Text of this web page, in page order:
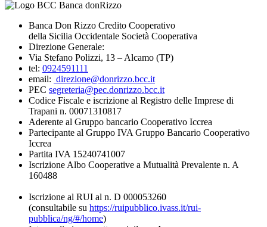
Banca Don Rizzo Credito Cooperativo
della Sicilia Occidentale Società Cooperativa
Direzione Generale:
Via Stefano Polizzi, 13 – Alcamo (TP)
tel: 0924591111
email: direzione@donrizzo.bcc.it
PEC segreteria@pec.donrizzo.bcc.it
Codice Fiscale e iscrizione al Registro delle Imprese di
Trapani n. 00071310817
Aderente al Gruppo bancario Cooperativo Iccrea
Partecipante al Gruppo IVA Gruppo Bancario Cooperativo
Iccrea
Partita IVA 15240741007
Iscrizione Albo Cooperative a Mutualità Prevalente n. A
160488
Iscrizione al RUI al n. D 000053260
(consultabile su https://ruipubblico.ivass.it/rui-
pubblica/ng/#/home)